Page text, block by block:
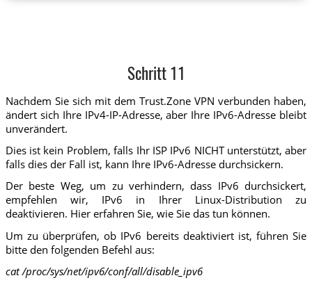
Schritt 11
Nachdem Sie sich mit dem Trust.Zone VPN verbunden haben,
ändert sich Ihre IPv4-IP-Adresse, aber Ihre IPv6-Adresse bleibt
unverändert.
Dies ist kein Problem, falls Ihr ISP IPv6 NICHT unterstützt, aber
falls dies der Fall ist, kann Ihre IPv6-Adresse durchsickern.
Der beste Weg, um zu verhindern, dass IPv6 durchsickert,
empfehlen wir, IPv6 in Ihrer Linux-Distribution zu
deaktivieren. Hier erfahren Sie, wie Sie das tun können.
Um zu überprüfen, ob IPv6 bereits deaktiviert ist, führen Sie
bitte den folgenden Befehl aus:
cat /proc/sys/net/ipv6/conf/all/disable_ipv6